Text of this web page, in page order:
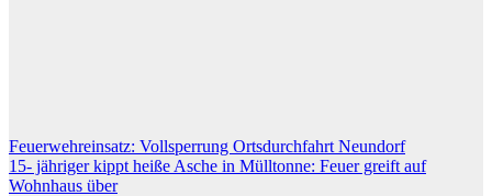
Beitragsnavigation
Feuerwehreinsatz: Vollsperrung Ortsdurchfahrt Neundorf
15- jähriger kippt heiße Asche in Mülltonne: Feuer greift auf
Wohnhaus über